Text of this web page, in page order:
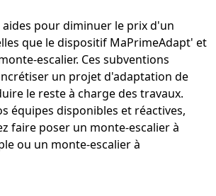
pour diminuer le prix d'un
que le dispositif MaPrimeAdapt' et
escalier. Ces subventions
un projet d'adaptation de
le reste à charge des travaux.
équipes disponibles et réactives,
faire poser un monte-escalier à
ou un monte-escalier à